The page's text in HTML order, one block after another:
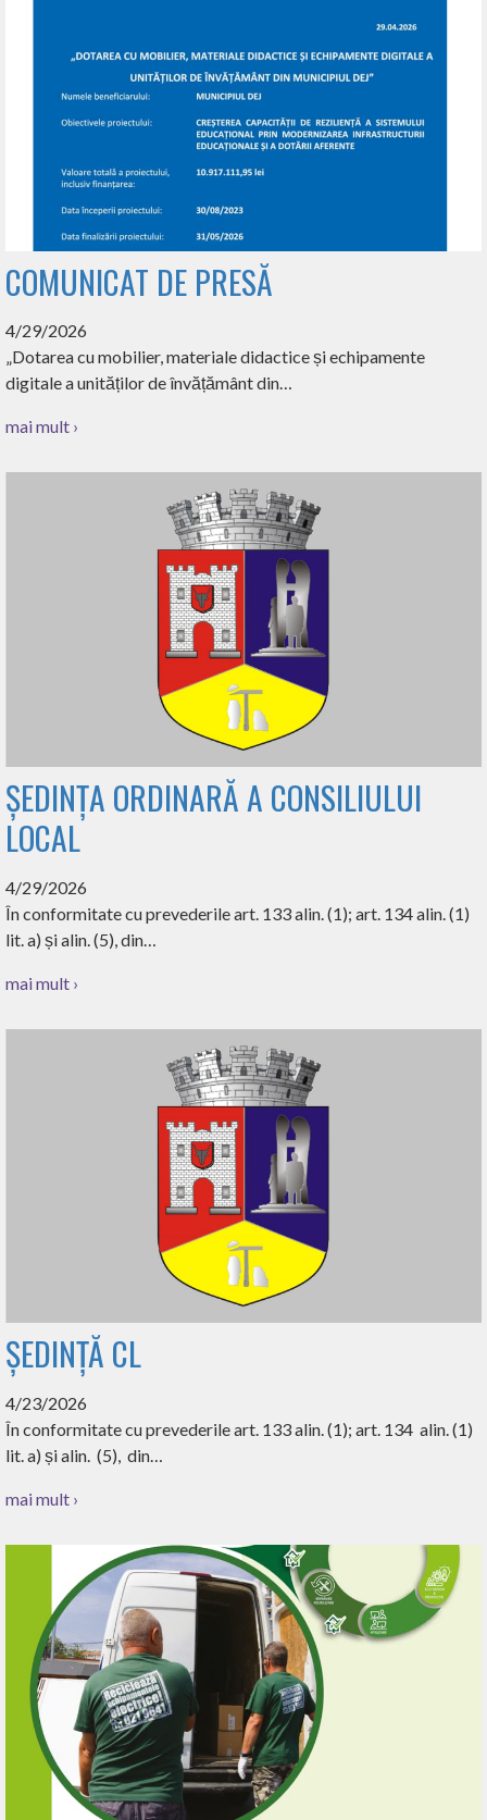
COMUNICAT DE PRESĂ
4/29/2026
„Dotarea cu mobilier, materiale didactice și echipamente
digitale a unităților de învățământ din…
mai mult ›
ȘEDINȚA ORDINARĂ A CONSILIULUI
LOCAL
4/29/2026
În conformitate cu prevederile art. 133 alin. (1); art. 134 alin. (1)
lit. a) și alin. (5), din…
mai mult ›
ȘEDINȚĂ CL
4/23/2026
În conformitate cu prevederile art. 133 alin. (1); art. 134 alin. (1)
lit. a) și alin. (5), din…
mai mult ›